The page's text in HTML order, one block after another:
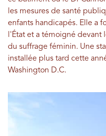
les mesures de santé
enfants handicapés. Elle a
l'État et a témoigné devant
du suffrage féminin. Une
installée plus tard cette
Washington D.C.